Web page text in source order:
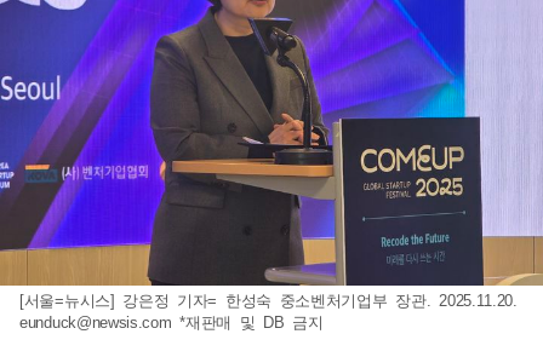
[서울=뉴시스] 강은정 기자= 한성숙 중소벤처기업부 장관. 2025.11.20.
eunduck@newsis.com *재판매 및 DB 금지